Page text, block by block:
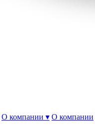
О компании ▾ О компании